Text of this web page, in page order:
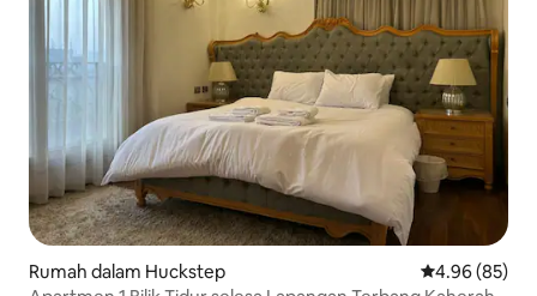
Rumah dalam Huckstep Penarafan
4.96 (85)